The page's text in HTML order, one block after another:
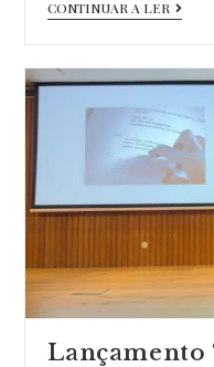
CONTINUAR A LER
e
Lançamento